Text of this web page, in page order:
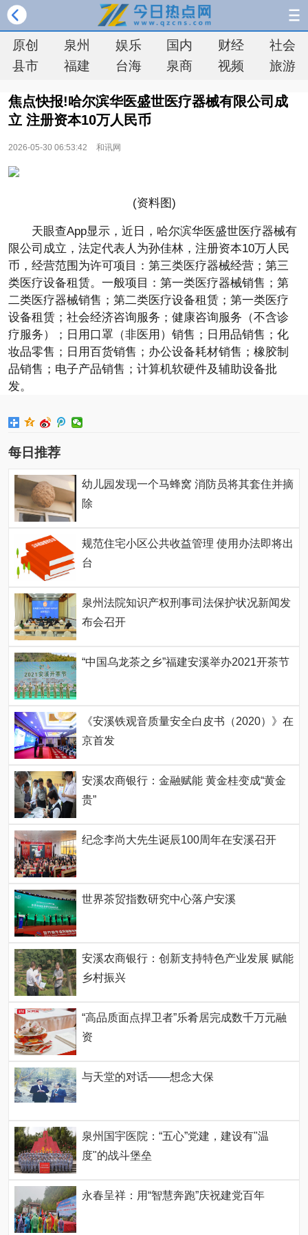
原创 泉州 娱乐 国内 财经
社会
县市
福建 台海 泉商 视频 旅游
焦点快报!哈尔滨华医盛世医疗器械有限公司成
立 注册资本10万人民币
2026-05-30 06:53:42 和讯网
(资料图)
天眼查App显示，近日，哈尔滨华医盛世医疗器械有
限公司成立，法定代表人为孙佳林，注册资本10万人民
币，经营范围为许可项目：第三类医疗器械经营；第三
类医疗设备租赁。一般项目：第一类医疗器械销售；第
二类医疗器械销售；第二类医疗设备租赁；第一类医疗
设备租赁；社会经济咨询服务；健康咨询服务（不含诊
疗服务）；日用口罩（非医用）销售；日用品销售；化
妆品零售；日用百货销售；办公设备耗材销售；橡胶制
品销售；电子产品销售；计算机软硬件及辅助设备批
发。
每日推荐
幼儿园发现一个马蜂窝 消防员将其套住并摘
除
规范住宅小区公共收益管理 使用办法即将出
台
泉州法院知识产权刑事司法保护状况新闻发
布会召开
“中国乌龙茶之乡”福建安溪举办2021开茶节
《安溪铁观音质量安全白皮书（2020）》在
京首发
安溪农商银行：金融赋能 黄金桂变成“黄金
贵”
纪念李尚大先生诞辰100周年在安溪召开
世界茶贸指数研究中心落户安溪
安溪农商银行：创新支持特色产业发展 赋能
乡村振兴
“高品质面点捍卫者”乐肴居完成数千万元融
资
与天堂的对话——想念大保
泉州国宇医院：“五心”党建，建设有"温
度"的战斗堡垒
永春呈祥：用“智慧奔跑”庆祝建党百年